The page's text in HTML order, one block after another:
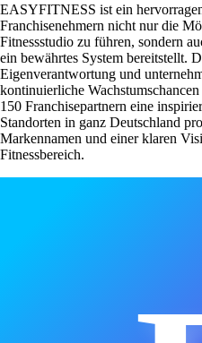
EASYFITNESS ist ein
Franchisenehmern nicht nur die
Fitnessstudio zu führen, sondern
ein bewährtes System bereitstellt.
Eigenverantwortung und
kontinuierliche
150 Franchisepartnern eine
Standorten in ganz Deutschland
Markennamen und einer klaren
Fitnessbereich.